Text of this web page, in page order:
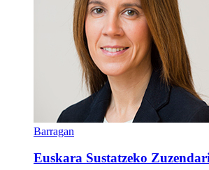
Barragan
Euskara Sustatzeko